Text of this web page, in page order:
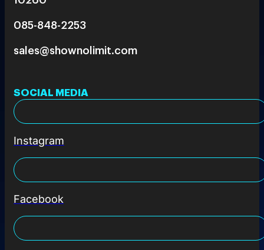
085-848-2253
sales@shownolimit.com
SOCIAL MEDIA
Instagram
Facebook